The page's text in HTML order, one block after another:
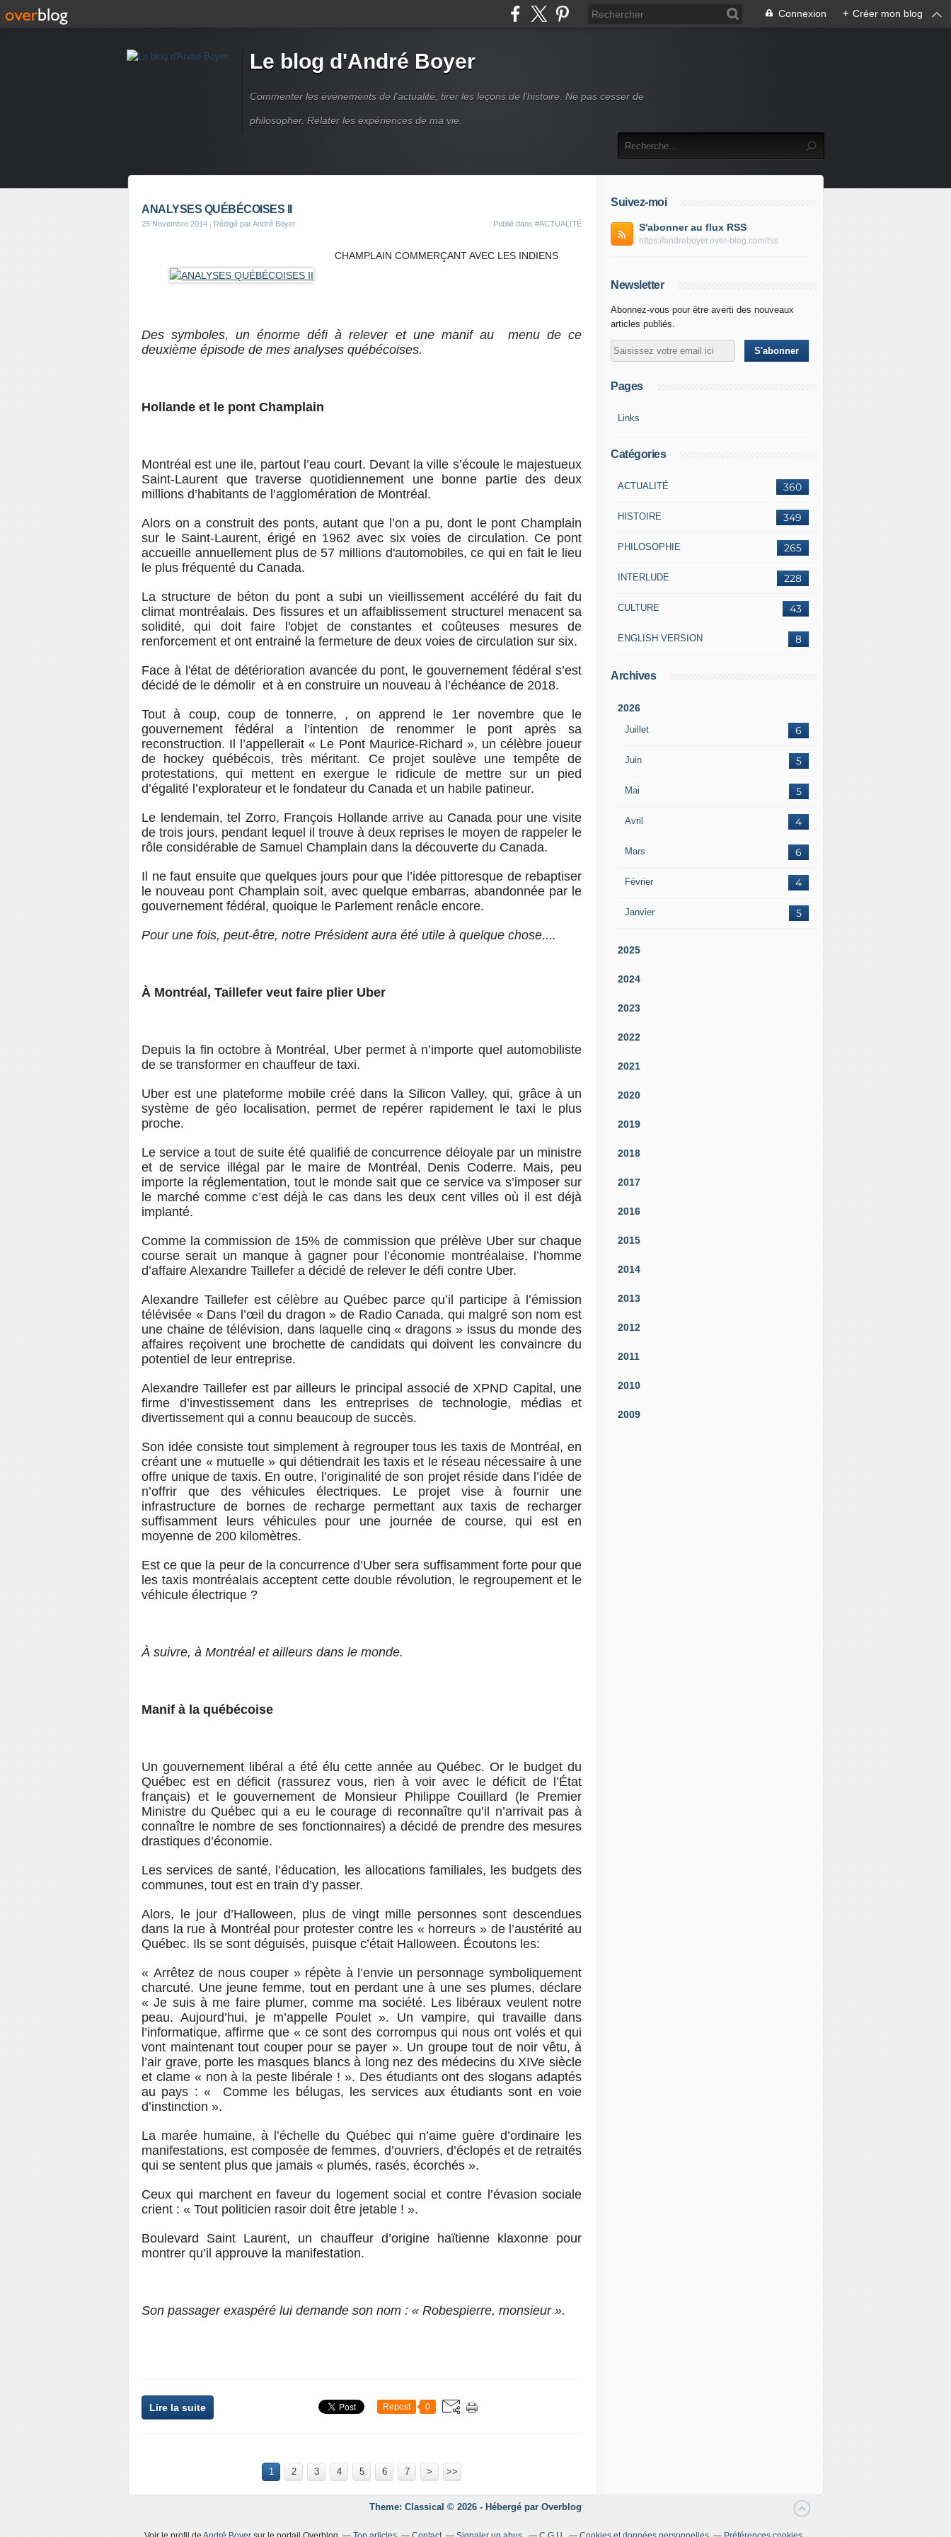
Connexion + Créer mon blog
Le blog d'André Boyer
Commenter les événements de l'actualité, tirer les leçons de l'histoire. Ne pas cesser de
philosopher. Relater les expériences de ma vie.
ANALYSES QUÉBÉCOISES II
25 Novembre 2014 , Rédigé par André Boyer Publié dans #ACTUALITÉ
CHAMPLAIN COMMERÇANT AVEC LES INDIENS
Des symboles, un énorme défi à relever et une manif au menu de ce
deuxième épisode de mes analyses québécoises.
Hollande et le pont Champlain
Montréal est une ile, partout l’eau court. Devant la ville s’écoule le majestueux
Saint-Laurent que traverse quotidiennement une bonne partie des deux
millions d’habitants de l’agglomération de Montréal.
Alors on a construit des ponts, autant que l’on a pu, dont le pont Champlain
sur le Saint-Laurent, érigé en 1962 avec six voies de circulation. Ce pont
accueille annuellement plus de 57 millions d'automobiles, ce qui en fait le lieu
le plus fréquenté du Canada.
La structure de béton du pont a subi un vieillissement accéléré du fait du
climat montréalais. Des fissures et un affaiblissement structurel menacent sa
solidité, qui doit faire l'objet de constantes et coûteuses mesures de
renforcement et ont entrainé la fermeture de deux voies de circulation sur six.
Face à l'état de détérioration avancée du pont, le gouvernement fédéral s’est
décidé de le démolir et à en construire un nouveau à l’échéance de 2018.
Tout à coup, coup de tonnerre, , on apprend le 1er novembre que le
gouvernement fédéral a l’intention de renommer le pont après sa
reconstruction. Il l’appellerait « Le Pont Maurice-Richard », un célèbre joueur
de hockey québécois, très méritant. Ce projet soulève une tempête de
protestations, qui mettent en exergue le ridicule de mettre sur un pied
d’égalité l’explorateur et le fondateur du Canada et un habile patineur.
Le lendemain, tel Zorro, François Hollande arrive au Canada pour une visite
de trois jours, pendant lequel il trouve à deux reprises le moyen de rappeler le
rôle considérable de Samuel Champlain dans la découverte du Canada.
Il ne faut ensuite que quelques jours pour que l’idée pittoresque de rebaptiser
le nouveau pont Champlain soit, avec quelque embarras, abandonnée par le
gouvernement fédéral, quoique le Parlement renâcle encore.
Pour une fois, peut-être, notre Président aura été utile à quelque chose....
À Montréal, Taillefer veut faire plier Uber
Depuis la fin octobre à Montréal, Uber permet à n’importe quel automobiliste
de se transformer en chauffeur de taxi.
Uber est une plateforme mobile créé dans la Silicon Valley, qui, grâce à un
système de géo localisation, permet de repérer rapidement le taxi le plus
proche.
Le service a tout de suite été qualifié de concurrence déloyale par un ministre
et de service illégal par le maire de Montréal, Denis Coderre. Mais, peu
importe la réglementation, tout le monde sait que ce service va s’imposer sur
le marché comme c’est déjà le cas dans les deux cent villes où il est déjà
implanté.
Comme la commission de 15% de commission que prélève Uber sur chaque
course serait un manque à gagner pour l’économie montréalaise, l’homme
d’affaire Alexandre Taillefer a décidé de relever le défi contre Uber.
Alexandre Taillefer est célèbre au Québec parce qu’il participe à l’émission
télévisée « Dans l’œil du dragon » de Radio Canada, qui malgré son nom est
une chaine de télévision, dans laquelle cinq « dragons » issus du monde des
affaires reçoivent une brochette de candidats qui doivent les convaincre du
potentiel de leur entreprise.
Alexandre Taillefer est par ailleurs le principal associé de XPND Capital, une
firme d’investissement dans les entreprises de technologie, médias et
divertissement qui a connu beaucoup de succès.
Son idée consiste tout simplement à regrouper tous les taxis de Montréal, en
créant une « mutuelle » qui détiendrait les taxis et le réseau nécessaire à une
offre unique de taxis. En outre, l’originalité de son projet réside dans l’idée de
n’offrir que des véhicules électriques. Le projet vise à fournir une
infrastructure de bornes de recharge permettant aux taxis de recharger
suffisamment leurs véhicules pour une journée de course, qui est en
moyenne de 200 kilomètres.
Est ce que la peur de la concurrence d’Uber sera suffisamment forte pour que
les taxis montréalais acceptent cette double révolution, le regroupement et le
véhicule électrique ?
À suivre, à Montréal et ailleurs dans le monde.
Manif à la québécoise
Un gouvernement libéral a été élu cette année au Québec. Or le budget du
Québec est en déficit (rassurez vous, rien à voir avec le déficit de l’État
français) et le gouvernement de Monsieur Philippe Couillard (le Premier
Ministre du Québec qui a eu le courage di reconnaître qu’il n’arrivait pas à
connaître le nombre de ses fonctionnaires) a décidé de prendre des mesures
drastiques d’économie.
Les services de santé, l’éducation, les allocations familiales, les budgets des
communes, tout est en train d’y passer.
Alors, le jour d’Halloween, plus de vingt mille personnes sont descendues
dans la rue à Montréal pour protester contre les « horreurs » de l’austérité au
Québec. Ils se sont déguisés, puisque c’était Halloween. Écoutons les:
« Arrêtez de nous couper » répète à l’envie un personnage symboliquement
charcuté. Une jeune femme, tout en perdant une à une ses plumes, déclare
« Je suis à me faire plumer, comme ma société. Les libéraux veulent notre
peau. Aujourd’hui, je m’appelle Poulet ». Un vampire, qui travaille dans
l’informatique, affirme que « ce sont des corrompus qui nous ont volés et qui
vont maintenant tout couper pour se payer ». Un groupe tout de noir vêtu, à
l’air grave, porte les masques blancs à long nez des médecins du XIVe siècle
et clame « non à la peste libérale ! ». Des étudiants ont des slogans adaptés
au pays : « Comme les bélugas, les services aux étudiants sont en voie
d’instinction ».
La marée humaine, à l’échelle du Québec qui n’aime guère d’ordinaire les
manifestations, est composée de femmes, d’ouvriers, d’éclopés et de retraités
qui se sentent plus que jamais « plumés, rasés, écorchés ».
Ceux qui marchent en faveur du logement social et contre l’évasion sociale
crient : « Tout politicien rasoir doit être jetable ! ».
Boulevard Saint Laurent, un chauffeur d’origine haïtienne klaxonne pour
montrer qu’il approuve la manifestation.
Son passager exaspéré lui demande son nom : « Robespierre, monsieur ».
Lire la suite Repost 0
1 2 3 4 5 6 7 > >>
Suivez-moi
S'abonner au flux RSS
https://andreboyer.over-blog.com/rss
Newsletter
Abonnez-vous pour être averti des nouveaux
articles publiés.
Pages
Links
Catégories
360
ACTUALITÉ
349
HISTOIRE
265
PHILOSOPHIE
228
INTERLUDE
43
CULTURE
8
ENGLISH VERSION
Archives
2026
Juillet 6
Juin 5
Mai 5
Avril 4
Mars 6
Février 4
Janvier 5
2025
2024
2023
2022
2021
2020
2019
2018
2017
2016
2015
2014
2013
2012
2011
2010
2009
Theme: Classical © 2026 - Hébergé par Overblog